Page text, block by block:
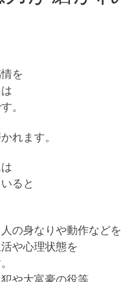
を
。
れます。
ると
の身なりや動作などを
や心理状態を
や大富豪の役等、